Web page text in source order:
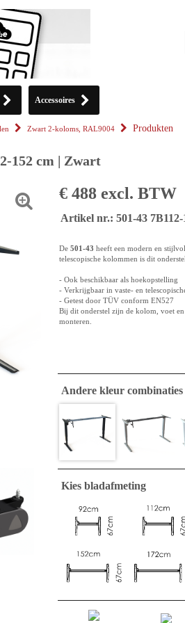
Accessoires
Zwart 2-koloms, RAL9004 Produkten
152 cm | Zwart
€ 488 excl. BTW
Artikel nr.: 501-43 7B112-
De 501-43 heeft een modern en
telescopische kolommen is dit
- Ook beschikbaar als hoekopstelling
- Verkrijgbaar in vaste- en
- Getest door TÜV conform EN527
Bij dit onderstel zijn de kolom, voet
monteren.
Andere kleur combinaties
Kies bladafmeting